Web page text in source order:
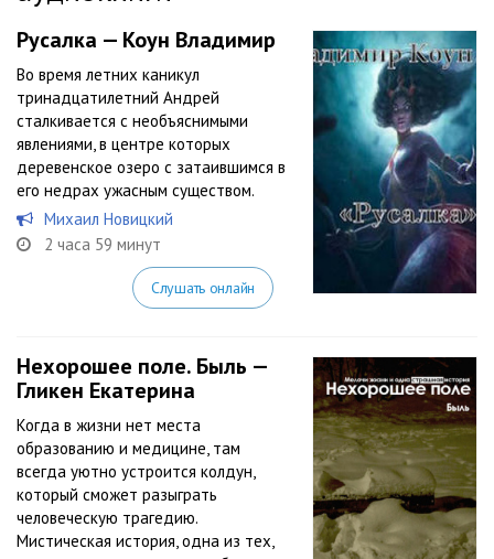
Русалка — Коун Владимир
Во время летних каникул
тринадцатилетний Андрей
сталкивается с необъяснимыми
явлениями, в центре которых
деревенское озеро с затаившимся в
его недрах ужасным существом.
Михаил Новицкий
2 часа 59 минут
Слушать онлайн
Нехорошее поле. Быль —
Гликен Екатерина
Когда в жизни нет места
образованию и медицине, там
всегда уютно устроится колдун,
который сможет разыграть
человеческую трагедию.
Мистическая история, одна из тех,